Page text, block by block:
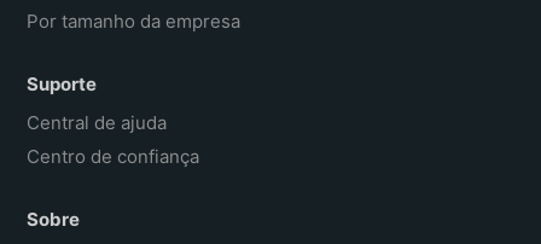
Por tamanho da empresa
Suporte
Central de ajuda
Centro de confiança
Sobre